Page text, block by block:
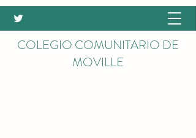
COLEGIO COMUNITARIO DE
MOVILLE